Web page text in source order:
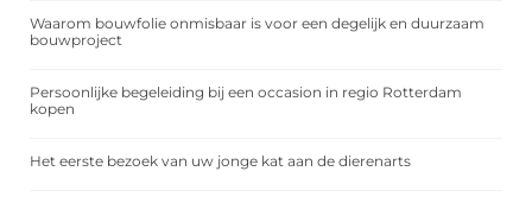
Waarom bouwfolie onmisbaar is voor een degelijk en duurzaam
bouwproject
Persoonlijke begeleiding bij een occasion in regio Rotterdam
kopen
Het eerste bezoek van uw jonge kat aan de dierenarts